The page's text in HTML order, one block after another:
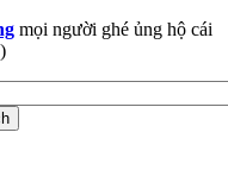
mọi người ghé ủng hộ cái